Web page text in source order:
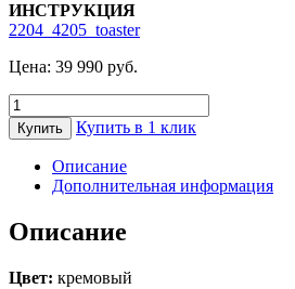
ИНСТРУКЦИЯ
2204_4205_toaster
Цена: 39 990 руб.
Количество
товара
Тостер
KitchenAid
Artisan
2
хлебца
Купить Купить в 1 клик
Описание
Дополнительная информация
Описание
Цвет: кремовый